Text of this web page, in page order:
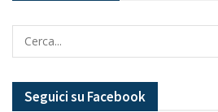
Seguici su Facebook